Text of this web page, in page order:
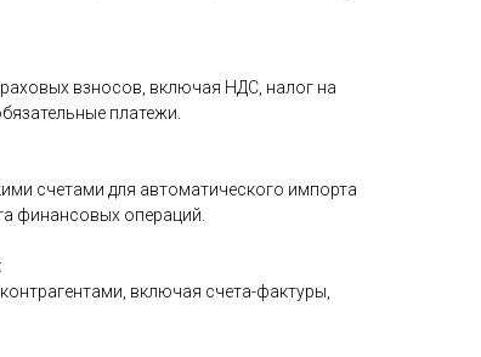
взносов, включая НДС, налог на
платежи.
счетами для автоматического импорта
финансовых операций.
включая счета-фактуры,